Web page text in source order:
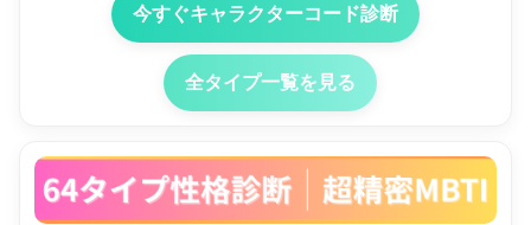
今すぐキャラクターコード診断
全タイプ一覧を見る